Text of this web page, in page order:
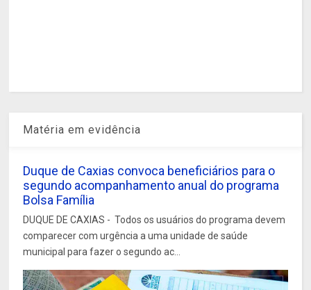
Matéria em evidência
Duque de Caxias convoca beneficiários para o
segundo acompanhamento anual do programa
Bolsa Família
DUQUE DE CAXIAS - Todos os usuários do programa devem
comparecer com urgência a uma unidade de saúde
municipal para fazer o segundo ac...